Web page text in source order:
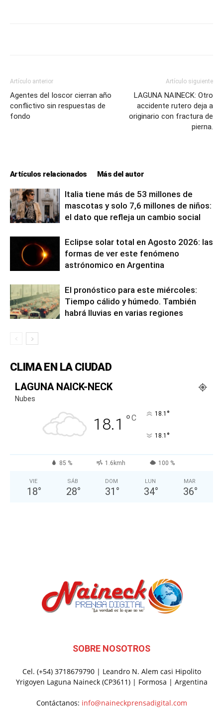
Artículo anterior
Agentes del Ioscor cierran año
conflictivo sin respuestas de
fondo
Artículo siguiente
LAGUNA NAINECK: Otro
accidente rutero deja a
originario con fractura de
pierna.
Artículos relacionados Más del autor
Italia tiene más de 53 millones de
mascotas y solo 7,6 millones de niños:
el dato que refleja un cambio social
Eclipse solar total en Agosto 2026: las
formas de ver este fenómeno
astrónomico en Argentina
El pronóstico para este miércoles:
Tiempo cálido y húmedo. También
habrá lluvias en varias regiones
CLIMA EN LA CIUDAD
LAGUNA NAICK-NECK
Nubes
18.1 °C 18.1 °
18.1 °
85 % 1.6kmh 100 %
VIE
18°
SÁB
28°
DOM
31 °
LUN
34°
MAR
36°
SOBRE NOSOTROS
Cel. (+54) 3718679790 | Leandro N. Alem casi Hipolito
Yrigoyen Laguna Naineck (CP3611) | Formosa | Argentina
Contáctanos: info@naineckprensadigital.com